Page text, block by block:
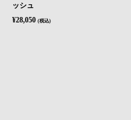
ッシュ
¥28,050 (税込)